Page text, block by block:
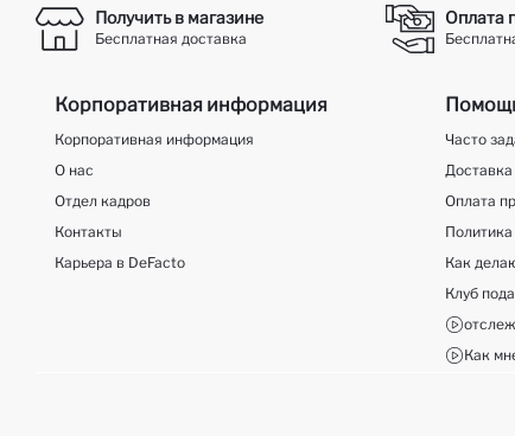
Получить в магазине
Бесплатная доставка
Оплата
Корпоративная информация
Корпоративная информация
О нас
Отдел кадров
Контакты
Карьера в DeFacto
Часто
Доставка
Оплата
Как
Клуб
Как